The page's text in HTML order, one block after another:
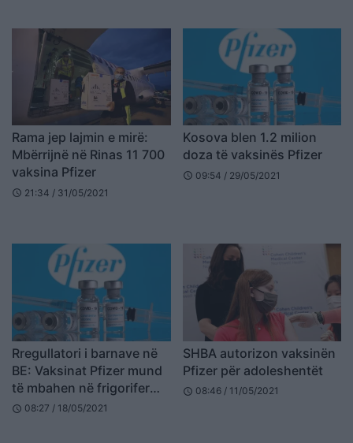
Rama jep lajmin e mirë:
Mbërrijnë në Rinas 11 700
vaksina Pfizer
schedule 21:34 / 31/05/2021
Kosova blen 1.2 milion
doza të vaksinës Pfizer
schedule 09:54 / 29/05/2021
Rregullatori i barnave në
BE: Vaksinat Pfizer mund
të mbahen në frigorifer
për një muaj
schedule 08:27 / 18/05/2021
SHBA autorizon vaksinën
Pfizer për adoleshentët
schedule 08:46 / 11/05/2021